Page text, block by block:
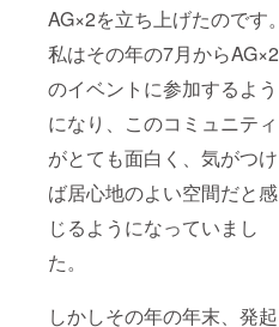
AG×2を立ち上げたのです。
私はその年の7月からAG×2
のイベントに参加するよう
になり、このコミュニティ
がとても面白く、気がつけ
ば居心地のよい空間だと感
じるようになっていまし
た。
しかしその年の年末、発起